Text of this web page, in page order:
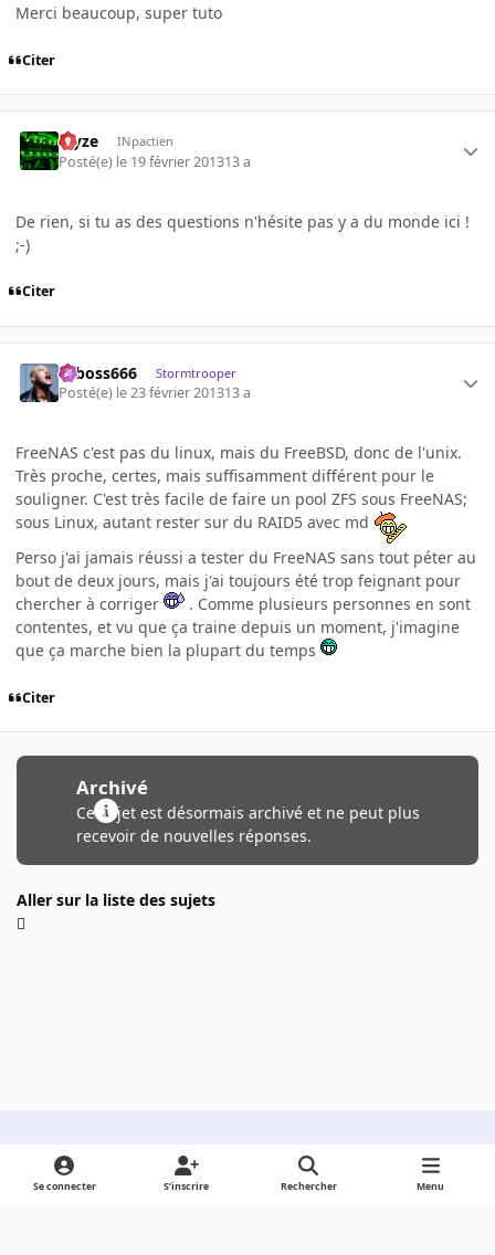
Merci beaucoup, super tuto
Citer
Myze INpactien
Posté(e) le 19 février 201313 a
De rien, si tu as des questions n'hésite pas y a du monde ici !
;-)
Citer
seboss666 Stormtrooper
Posté(e) le 23 février 201313 a
FreeNAS c'est pas du linux, mais du FreeBSD, donc de l'unix.
Très proche, certes, mais suffisamment différent pour le
souligner. C'est très facile de faire un pool ZFS sous FreeNAS;
sous Linux, autant rester sur du RAID5 avec md
Perso j'ai jamais réussi a tester du FreeNAS sans tout péter au
bout de deux jours, mais j'ai toujours été trop feignant pour
chercher à corriger
. Comme plusieurs personnes en sont
contentes, et vu que ça traine depuis un moment, j'imagine
que ça marche bien la plupart du temps
Citer
Archivé
Ce sujet est désormais archivé et ne peut plus
recevoir de nouvelles réponses.
Aller sur la liste des sujets
Light ModeDark ModeSystem Preference
Se connecter S’inscrire Rechercher Menu